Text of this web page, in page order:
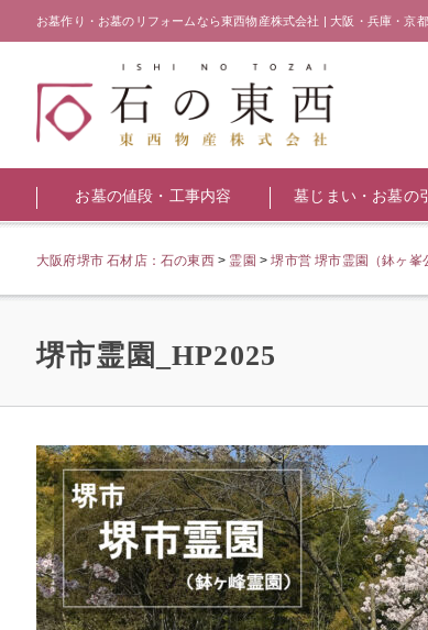
お墓作り・お墓のリフォームなら東西物産株式会社 | 大阪・兵庫・京
お墓の値段・工事内容 墓じまい・お墓の
大阪府堺市 石材店：石の東西> 霊園 >堺市営 堺市霊園（鉢ヶ峯
堺市霊園_HP2025